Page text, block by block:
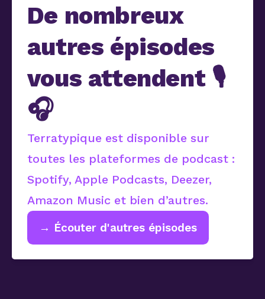
De nombreux
autres épisodes
vous attendent 🎙️
🎧
Terratypique est disponible sur
toutes les plateformes de podcast :
Spotify, Apple Podcasts, Deezer,
Amazon Music et bien d’autres.
→ Écouter d'autres épisodes